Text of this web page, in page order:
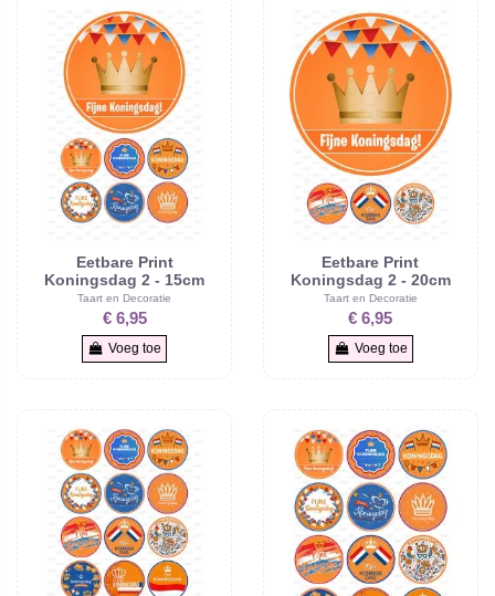
Eetbare Print
Koningsdag 2 - 15cm
Taart en Decoratie
€ 6,95
Voeg toe
Eetbare Print
Koningsdag 2 - 20cm
Taart en Decoratie
€ 6,95
Voeg toe